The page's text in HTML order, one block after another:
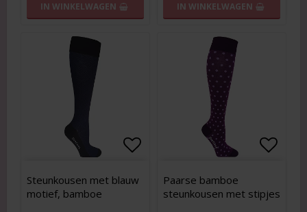
IN WINKELWAGEN IN WINKELWAGEN
Add to list of favorites
Add to list of favorites
Steunkousen met blauw
motief, bamboe
Paarse bamboe
steunkousen met stipjes